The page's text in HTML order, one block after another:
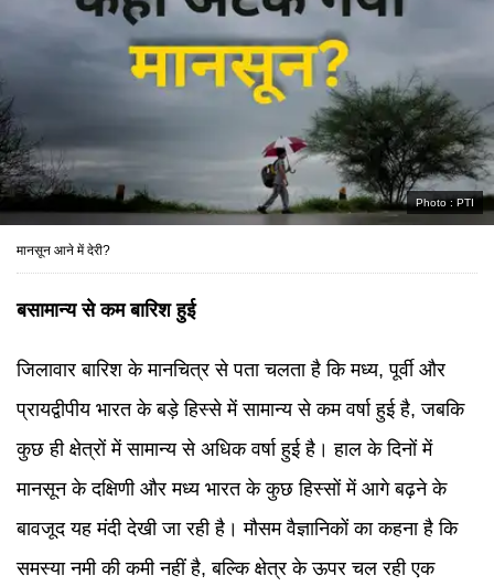
Photo :PTI
मानसून आने में देरी?
बसामान्य से कम बारिश हुई
जिलावार बारिश के मानचित्र से पता चलता है कि मध्य, पूर्वी और
प्रायद्वीपीय भारत के बड़े हिस्से में सामान्य से कम वर्षा हुई है, जबकि
कुछ ही क्षेत्रों में सामान्य से अधिक वर्षा हुई है। हाल के दिनों में
मानसून के दक्षिणी और मध्य भारत के कुछ हिस्सों में आगे बढ़ने के
बावजूद यह मंदी देखी जा रही है। मौसम वैज्ञानिकों का कहना है कि
समस्या नमी की कमी नहीं है, बल्कि क्षेत्र के ऊपर चल रही एक